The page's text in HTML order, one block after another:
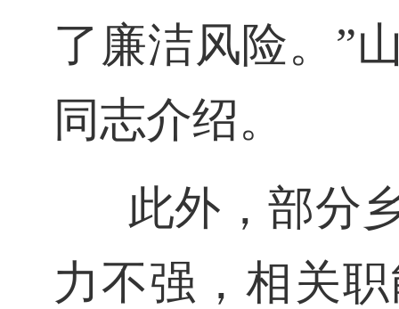
了廉洁风险。”
同志介绍。
此外，部分
力不强，相关